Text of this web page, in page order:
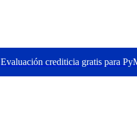
Evaluación crediticia gratis para